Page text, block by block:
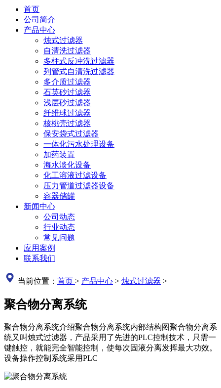
首页
公司简介
产品中心
烛式过滤器
自清洗过滤器
多柱式反冲洗过滤器
列管式自清洗过滤器
多介质过滤器
石英砂过滤器
浅层砂过滤器
纤维球过滤器
核桃壳过滤器
保安袋式过滤器
一体化污水处理设备
加药装置
海水淡化设备
化工溶液过滤设备
压力管道过滤器设备
容器储罐
新闻中心
公司动态
行业动态
常见问题
应用案例
联系我们
当前位置： 首页 > 产品中心 > 烛式过滤器 >
聚合物分离系统
聚合物分离系统介绍聚合物分离系统内部结构图聚合物分离系
统又叫烛式过滤器，产品采用了先进的PLC控制技术，只需一
键触控，就能完全智能控制，使每次固液分离发挥最大功效。
设备操作控制系统采用PLC